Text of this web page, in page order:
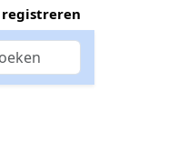
registreren